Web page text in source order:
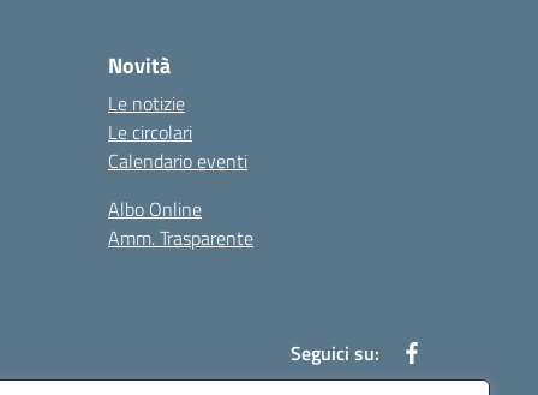
Novità
Le notizie
Le circolari
Calendario eventi
Albo Online
Amm. Trasparente
Seguici su: